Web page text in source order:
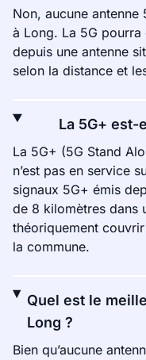
Non, aucune antenne
à Long. La 5G
depuis une antenne
selon la distance et
La 5G+ est-
La 5G+ (5G Stand
n’est pas en service
signaux 5G+ émis
de 8 kilomètres dans
théoriquement
la commune.
Quel est le
Long ?
Bien qu’aucune